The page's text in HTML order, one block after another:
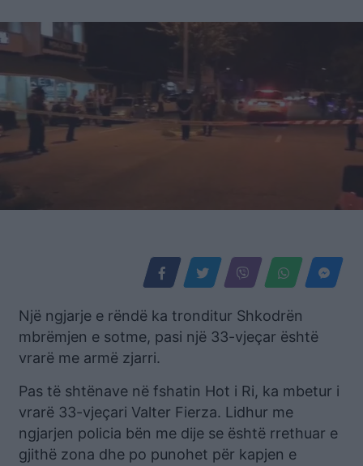
Një ngjarje e rëndë ka tronditur Shkodrën
mbrëmjen e sotme, pasi një 33-vjeçar është
vrarë me armë zjarri.
Pas të shtënave në fshatin Hot i Ri, ka mbetur i
vrarë 33-vjeçari Valter Fierza. Lidhur me
ngjarjen policia bën me dije se është rrethuar e
gjithë zona dhe po punohet për kapjen e